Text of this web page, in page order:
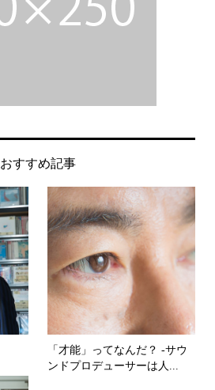
おすすめ記事
「才能」ってなんだ？ -サウ
ンドプロデューサーは人...